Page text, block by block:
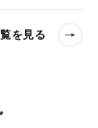
を見る